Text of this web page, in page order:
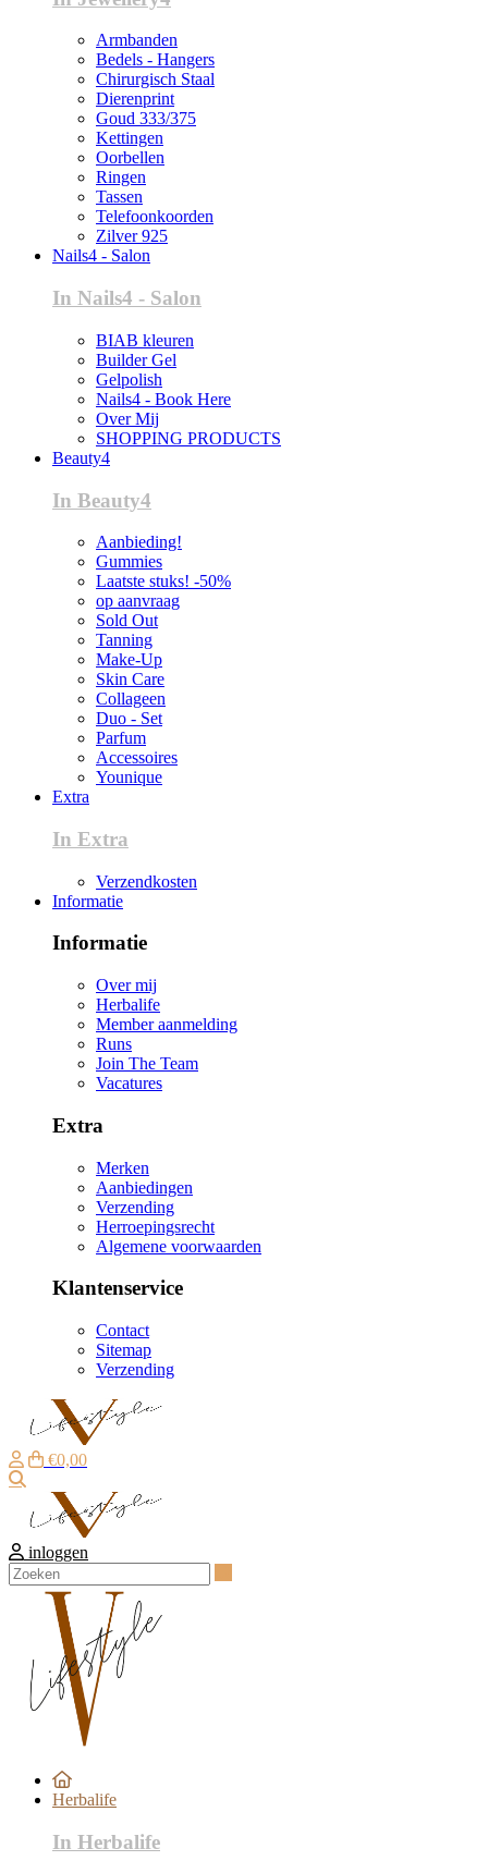
Armbanden
Bedels - Hangers
Chirurgisch Staal
Dierenprint
Goud 333/375
Kettingen
Oorbellen
Ringen
Tassen
Telefoonkoorden
Zilver 925
Nails4 - Salon
In Nails4 - Salon
BIAB kleuren
Builder Gel
Gelpolish
Nails4 - Book Here
Over Mij
SHOPPING PRODUCTS
Beauty4
In Beauty4
Aanbieding!
Gummies
Laatste stuks! -50%
op aanvraag
Sold Out
Tanning
Make-Up
Skin Care
Collageen
Duo - Set
Parfum
Accessoires
Younique
Extra
In Extra
Verzendkosten
Informatie
Informatie
Over mij
Herbalife
Member aanmelding
Runs
Join The Team
Vacatures
Extra
Merken
Aanbiedingen
Verzending
Herroepingsrecht
Algemene voorwaarden
Klantenservice
Contact
Sitemap
Verzending
€0,00
inloggen
Herbalife
In Herbalife